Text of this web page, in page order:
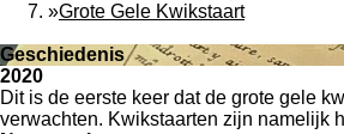
»Grote Gele Kwikstaart
Geschiedenis
2020
Dit is de eerste keer dat de grote gele
verwachten. Kwikstaarten zijn namelijk